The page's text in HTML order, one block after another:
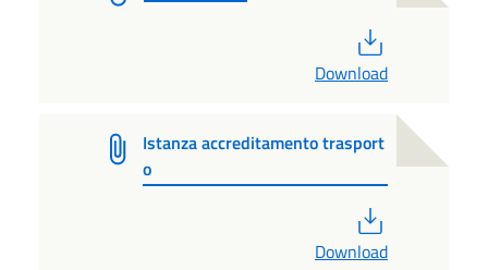
Download
Istanza accreditamento trasport
o
Download